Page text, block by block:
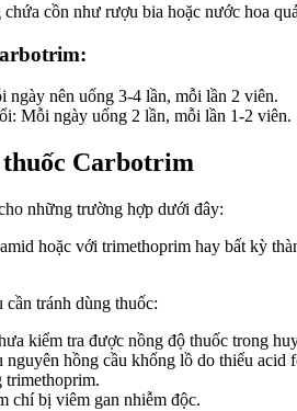
cồn như rượu bia hoặc nước hoa
nên uống 3-4 lần, mỗi lần 2 viên.
Mỗi ngày uống 2 lần, mỗi lần 1-2 viên.
thuốc Carbotrim
những trường hợp dưới đây:
hoặc với trimethoprim hay bất kỳ
tránh dùng thuốc:
kiểm tra được nồng độ thuốc trong
nguyên hồng cầu khổng lồ do thiếu acid
trimethoprim.
chí bị viêm gan nhiễm độc.